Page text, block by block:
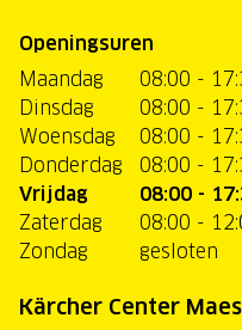
Openingsuren
Maandag
08:00 -
Dinsdag
08:00 -
Woensdag
08:00 -
Donderdag
08:00 -
Vrijdag
08:00 -
Zaterdag
08:00 -
Zondag
gesloten
Kärcher Center